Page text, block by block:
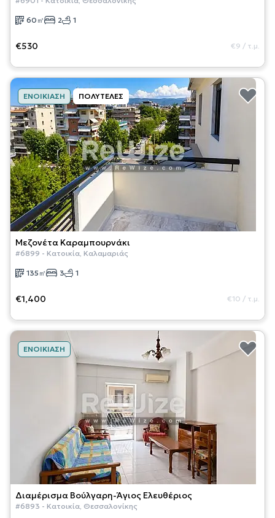
60 ㎡ 2 1
€530 €9 / τ.μ.
ΕΝΟΙΚΊΑΣΗ ΠΟΛΥΤΕΛΈΣ
Μεζονέτα Καραμπουρνάκι
#6899 - Κατοικία, Καλαμαριάς
135 ㎡ 3 1
€1,400 €10 / τ.μ.
ΕΝΟΙΚΊΑΣΗ
Διαμέρισμα Βούλγαρη-Άγιος Ελευθέριος
#6893 - Κατοικία, Θεσσαλονίκης